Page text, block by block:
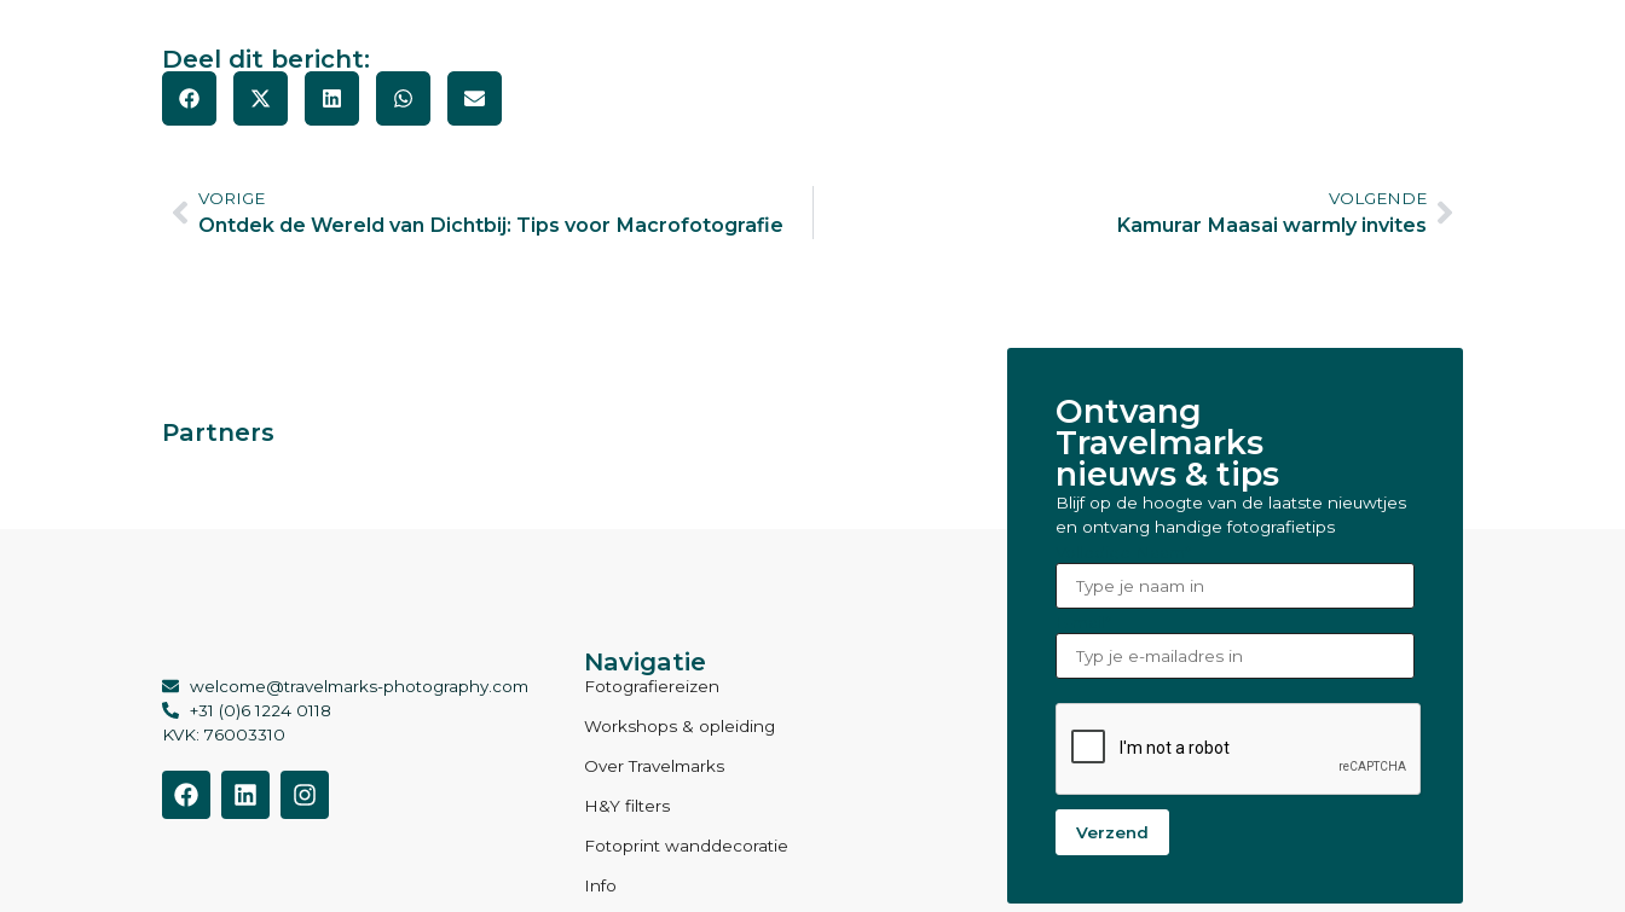
Deel dit bericht:
VORIGE
Ontdek de Wereld van Dichtbij: Tips voor Macrofotografie
VOLGENDE
Kamurar Maasai warmly invites
Partners
welcome@travelmarks-photography.com
+31 (0)6 1224 0118
KVK: 76003310
Navigatie
Fotografiereizen
Workshops & opleiding
Over Travelmarks
H&Y filters
Fotoprint wanddecoratie
Info
Ontvang
Travelmarks
nieuws & tips
Blijf op de hoogte van de laatste nieuwtjes
en ontvang handige fotografietips
Verzend